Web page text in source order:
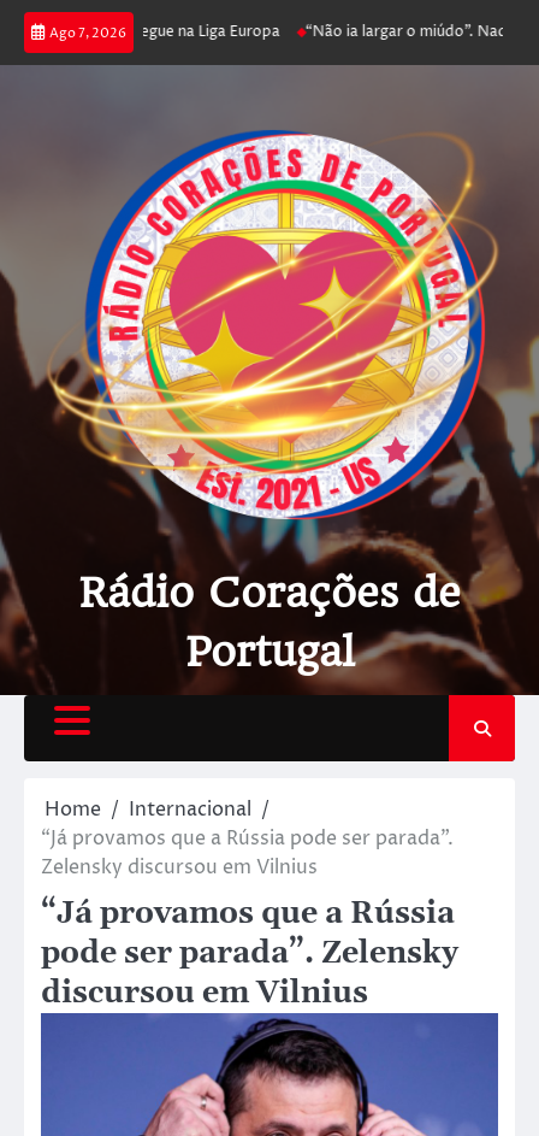
Ago 7, 2026
poker e prossegue na Liga Europa “Não ia largar o miúdo”. Nadador-
Rádio Corações de
Portugal
Home
Internacional
“Já provamos que a Rússia pode ser parada”.
Zelensky discursou em Vilnius
“Já provamos que a Rússia
pode ser parada”. Zelensky
discursou em Vilnius